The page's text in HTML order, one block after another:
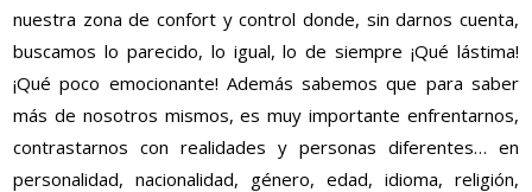
nuestra zona de confort y control donde, sin darnos cuenta,
buscamos lo parecido, lo igual, lo de siempre ¡Qué lástima!
¡Qué poco emocionante! Además sabemos que para saber
más de nosotros mismos, es muy importante enfrentarnos,
contrastarnos con realidades y personas diferentes… en
personalidad, nacionalidad, género, edad, idioma, religión,